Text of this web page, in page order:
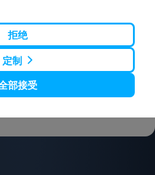
我们一起旅行更便宜！
订阅
拒绝
定制
部接受